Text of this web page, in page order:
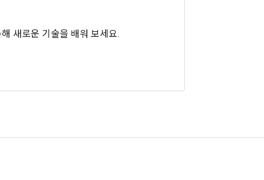
새로운 기술을 배워 보세요.